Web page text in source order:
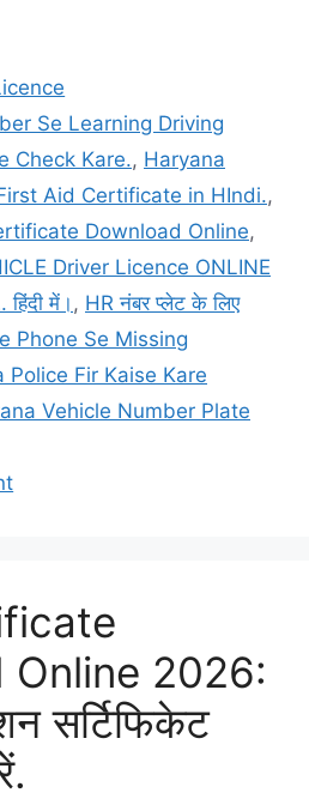
Se Learning Driving
Check Kare., Haryana
Aid Certificate in HIndi.,
Download Online,
Driver Licence ONLINE
में। , HR नंबर प्लेट के लिए
Phone Se Missing
Fir Kaise Kare
Vehicle Number Plate
Online 2026:
सर्टिफिकेट